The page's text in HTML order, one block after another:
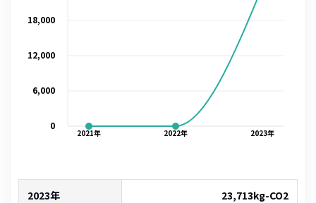
2021年 2022年 2023年
0
6,000
12,000
18,000
2023年 23,713kg-CO2